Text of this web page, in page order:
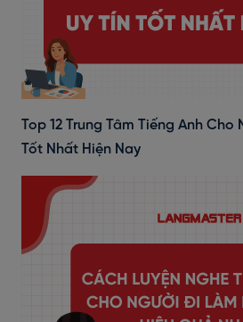
Top 12 Trung Tâm Tiếng Anh Cho
Tốt Nhất Hiện Nay